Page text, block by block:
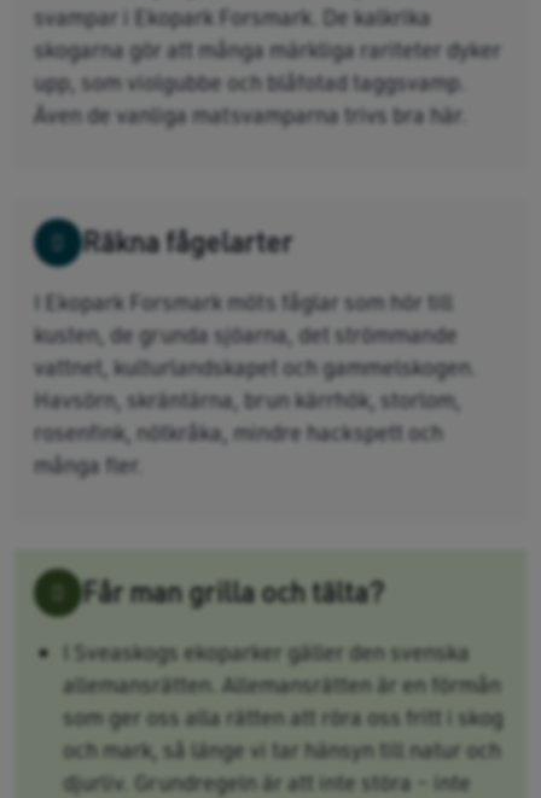
svampar i Ekopark Forsmark. De kalkrika
skogarna gör att många märkliga rariteter dyker
upp, som violgubbe och blåfotad taggsvamp.
Även de vanliga matsvamparna trivs bra här.
Räkna fågelarter
I Ekopark Forsmark möts fåglar som hör till
kusten, de grunda sjöarna, det strömmande
vattnet, kulturlandskapet och gammelskogen.
Havsörn, skräntärna, brun kärrhök, storlom,
rosenfink, nötkråka, mindre hackspett och
många fler.
Får man grilla och tälta?
I Sveaskogs ekoparker gäller den svenska
allemansrätten. Allemansrätten är en förmån
som ger oss alla rätten att röra oss fritt i skog
och mark, så länge vi tar hänsyn till natur och
djurliv. Grundregeln är att inte störa – inte